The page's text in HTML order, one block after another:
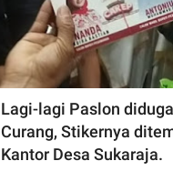
Lagi-lagi Paslon
Curang, Stikernya
Kantor Desa Sukaraja.